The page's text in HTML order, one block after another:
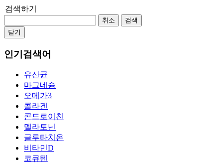
검색하기
취소
검색
닫기
인기검색어
유산균
마그네슘
오메가3
콜라겐
콘드로이친
멜라토닌
글루타치온
비타민D
코큐텐